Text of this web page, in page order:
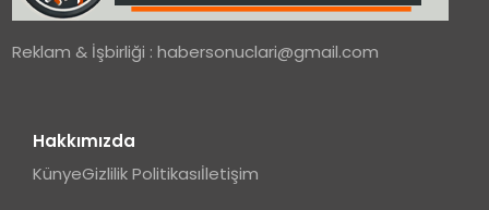
Reklam & İşbirliği :habersonuclari@gmail.com
Hakkımızda
KünyeGizlilik Politikasıİletişim